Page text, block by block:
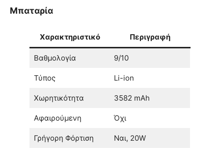
Μπαταρία
Χαρακτηριστικό Περιγραφή
Βαθμολογία 9/10
Τύπος Li-ion
Χωρητικότητα 3582 mAh
Αφαιρούμενη Όχι
Γρήγορη Φόρτιση Ναι, 20W